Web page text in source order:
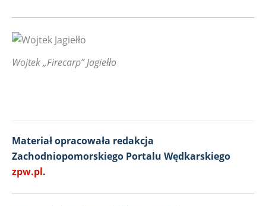
Wojtek „Firecarp” Jagiełło
Materiał opracowała redakcja
Zachodniopomorskiego Portalu Wędkarskiego
zpw.pl.